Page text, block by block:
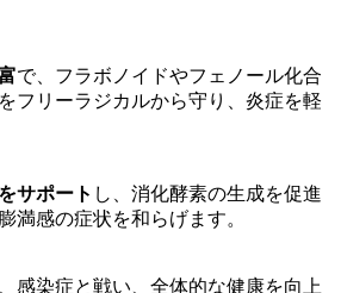
で、フラボノイドやフェノール化合
フリーラジカルから守り、炎症を軽
サポート し、消化酵素の生成を促進
満感の症状を和らげます。
、感染症と戦い、全体的な健康を向上